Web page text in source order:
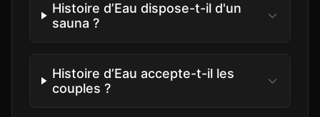
Histoire d’Eau dispose-t-il d'un
sauna ?
Histoire d’Eau accepte-t-il les
couples ?